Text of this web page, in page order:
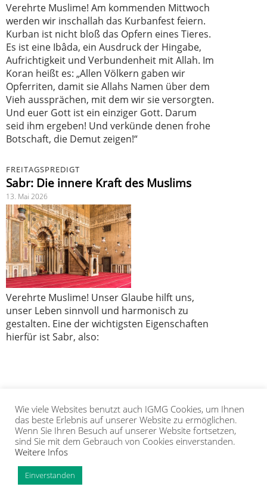
Verehrte Muslime! Am kommenden Mittwoch
werden wir inschallah das Kurbanfest feiern.
Kurban ist nicht bloß das Opfern eines Tieres.
Es ist eine Ibâda, ein Ausdruck der Hingabe,
Aufrichtigkeit und Verbundenheit mit Allah. Im
Koran heißt es: „Allen Völkern gaben wir
Opferriten, damit sie Allahs Namen über dem
Vieh aussprächen, mit dem wir sie versorgten.
Und euer Gott ist ein einziger Gott. Darum
seid ihm ergeben! Und verkünde denen frohe
Botschaft, die Demut zeigen!“
FREITAGSPREDIGT
Sabr: Die innere Kraft des Muslims
13. Mai 2026
Verehrte Muslime! Unser Glaube hilft uns,
unser Leben sinnvoll und harmonisch zu
gestalten. Eine der wichtigsten Eigenschaften
hierfür ist Sabr, also:
1 2 3 4 5
IGMG PRESSE
MITGLIEDSCHAFT
Copyright Islamische Gemeinschaft Millî Görüş e.V. |
Wie viele Websites benutzt auch IGMG Cookies, um Ihnen
das beste Erlebnis auf unserer Website zu ermöglichen.
Wenn Sie Ihren Besuch auf unserer Website fortsetzen,
sind Sie mit dem Gebrauch von Cookies einverstanden.
Weitere Infos
Einverstanden